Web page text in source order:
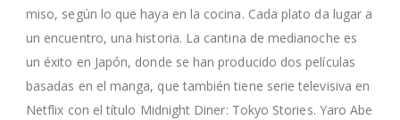
miso, según lo que haya en la cocina. Cada plato da lugar a
un encuentro, una historia. La cantina de medianoche es
un éxito en Japón, donde se han producido dos películas
basadas en el manga, que también tiene serie televisiva en
Netflix con el título Midnight Diner: Tokyo Stories. Yaro Abe